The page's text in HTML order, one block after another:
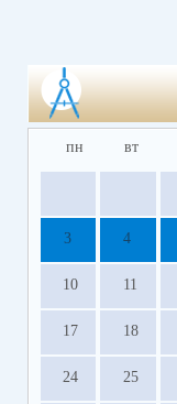
пн вт
3 4
10 11
17 18
24 25